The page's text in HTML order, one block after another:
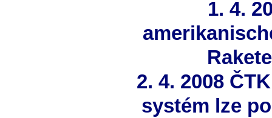
1. 4.
2. 4. 2008
systém lze